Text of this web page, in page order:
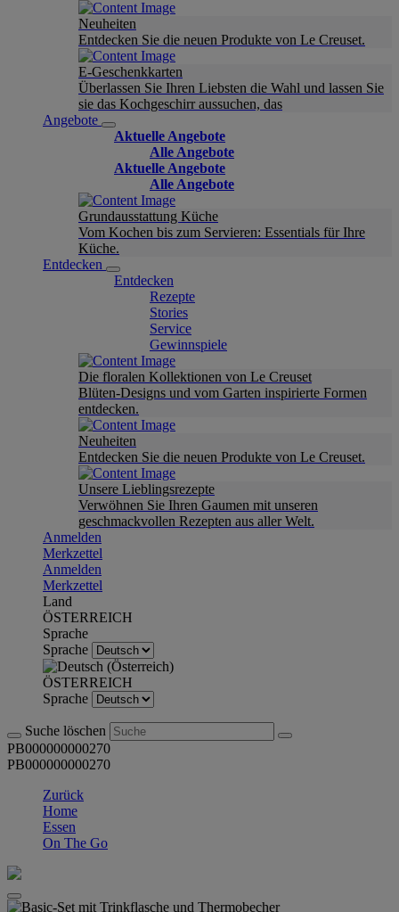
Neuheiten
Entdecken Sie die neuen Produkte von Le Creuset.
E-Geschenkkarten
Überlassen Sie Ihren Liebsten die Wahl und lassen Sie
sie das Kochgeschirr aussuchen, das
Angebote
Aktuelle Angebote
Alle Angebote
Aktuelle Angebote
Alle Angebote
Grundausstattung Küche
Vom Kochen bis zum Servieren: Essentials für Ihre
Küche.
Entdecken
Entdecken
Rezepte
Stories
Service
Gewinnspiele
Die floralen Kollektionen von Le Creuset
Blüten-Designs und vom Garten inspirierte Formen
entdecken.
Neuheiten
Entdecken Sie die neuen Produkte von Le Creuset.
Unsere Lieblingsrezepte
Verwöhnen Sie Ihren Gaumen mit unseren
geschmackvollen Rezepten aus aller Welt.
Anmelden
Merkzettel
Anmelden
Merkzettel
Land
ÖSTERREICH
Sprache
Sprache
ÖSTERREICH
Sprache
Suche löschen
PB000000000270
PB000000000270
Zurück
Home
Essen
On The Go